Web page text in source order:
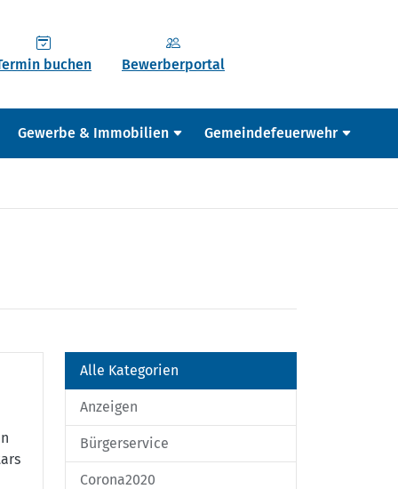
buchen Bewerberportal
Gewerbe & Immobilien Gemeindefeuerwehr
Alle Kategorien
Anzeigen
Bürgerservice
Corona2020